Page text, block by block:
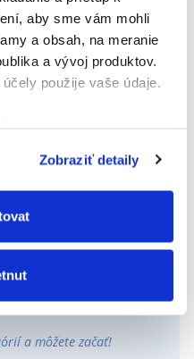
aby sme vám mohli
a obsah, na meranie
a vývoj produktov.
použije vaše údaje.
aktívnym
(odtlačky
nastaveniami
odvolať cez Vyhlásenie
Zobraziť detaily
a profesionálne
a môžete začať!